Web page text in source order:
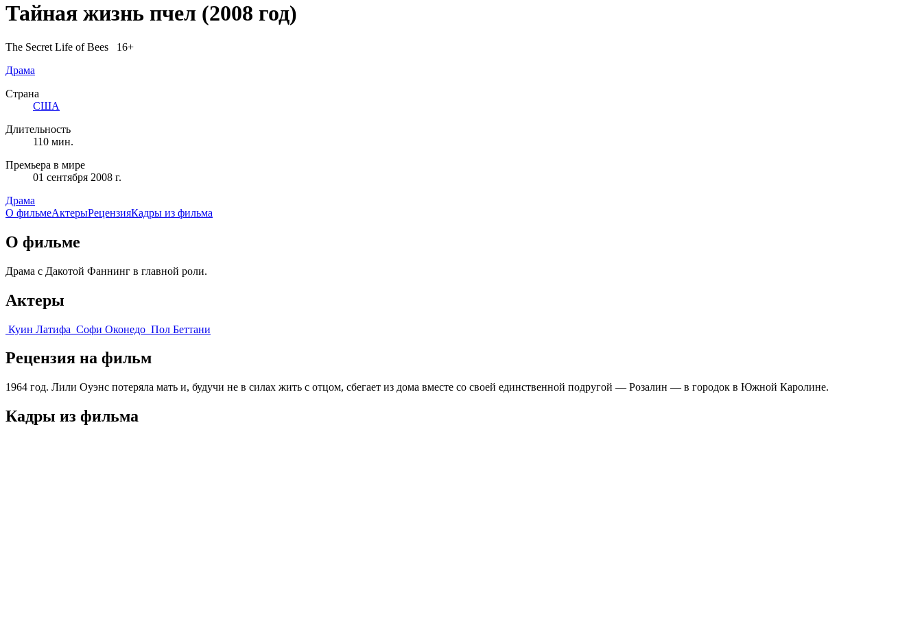
Тайная жизнь пчел (2008 год)
The Secret Life of Bees 16+
Драма
Страна
США
Длительность
110 мин.
Премьера в мире
01 сентября 2008 г.
Драма
О фильмеАктерыРецензияКадры из фильмa
О фильме
Драма с Дакотой Фаннинг в главной роли.
Актеры
Куин Латифа Софи Оконедо Пол Беттани
Рецензия на фильм
1964 год. Лили Оуэнс потеряла мать и, будучи не в силах жить с отцом, сбегает из дома вместе со своей единственной подругой — Розалин — в городок в Южной Каролине.
Кадры из фильмa